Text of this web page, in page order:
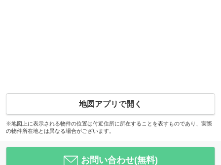
地図アプリで開く
※地図上に表示される物件の位置は付近住所に所在することを表すものであり、実際
の物件所在地とは異なる場合がございます。
お問い合わせ(無料)